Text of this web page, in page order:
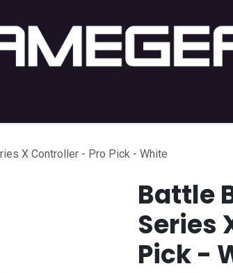
X Controller - Pro Pick - White
Battle
Series
Pick -